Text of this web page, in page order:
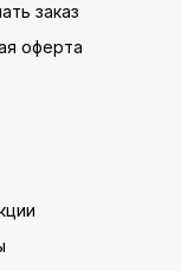
заказ
оферта